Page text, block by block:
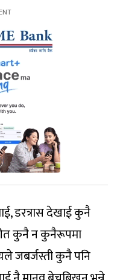
डरत्रास देखाई कुनै
कुनै न कुनैरूपमा
जबर्जस्ती कुनै पनि